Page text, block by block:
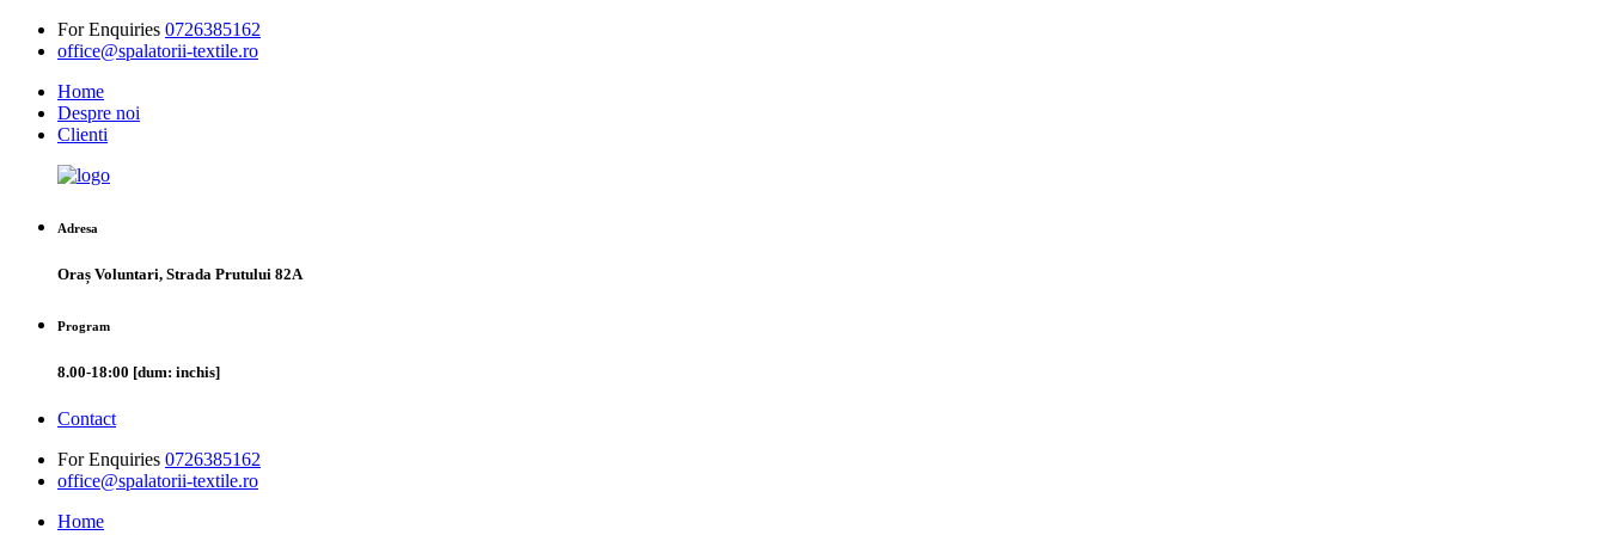
For Enquiries 0726385162
office@spalatorii-textile.ro
Home
Despre noi
Clienti
Adresa
Oraș Voluntari, Strada Prutului 82A
Program
8.00-18:00 [dum: inchis]
Contact
For Enquiries 0726385162
office@spalatorii-textile.ro
Home